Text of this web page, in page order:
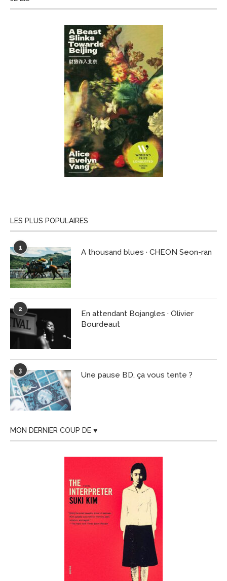
LES PLUS POPULAIRES
1 A thousand blues · CHEON Seon-ran
2
En attendant Bojangles · Olivier
Bourdeaut
3 Une pause BD, ça vous tente ?
MON DERNIER COUP DE ♥